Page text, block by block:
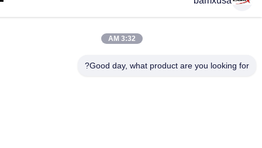
3:32 AM
Good day, what product are you looking